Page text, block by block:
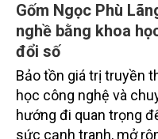
Gốm Ngọc Phù
nghề bằng khoa
đổi số
Bảo tồn giá trị truyền
học công nghệ và